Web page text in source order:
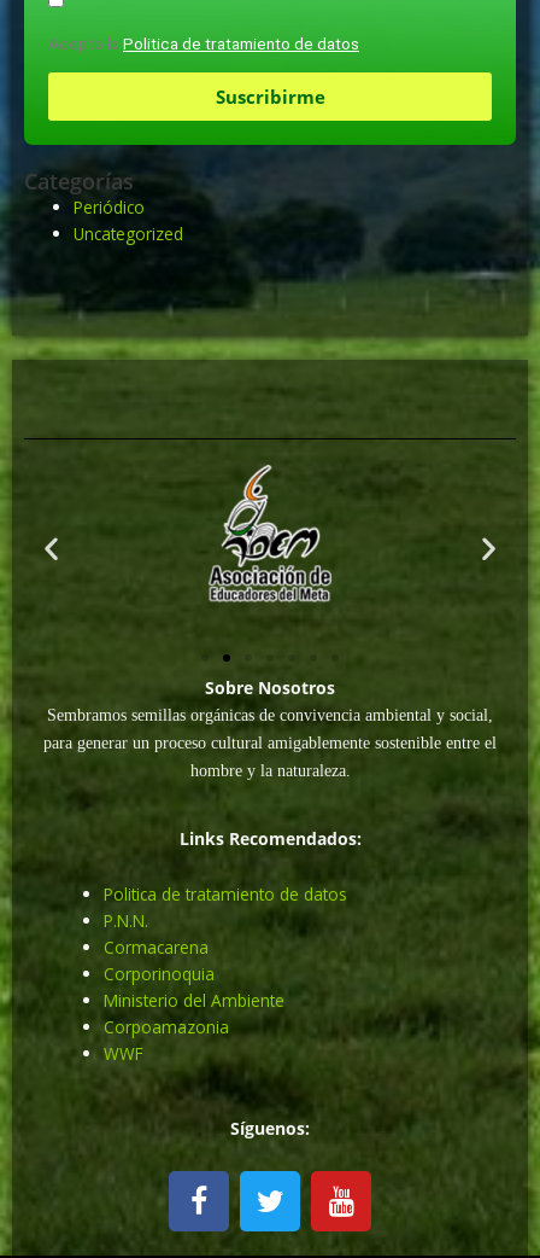
Acepto la Politica de tratamiento de datos
Suscribirme
Categorías
Periódico
Uncategorized
Sobre Nosotros
Sembramos semillas orgánicas de convivencia ambiental y social,
para generar un proceso cultural amigablemente sostenible entre el
hombre y la naturaleza.
Links Recomendados:
Politica de tratamiento de datos
P.N.N.
Cormacarena
Corporinoquia
Ministerio del Ambiente
Corpoamazonia
WWF
Síguenos:
F
a
c
T
w
i
Y
o
u